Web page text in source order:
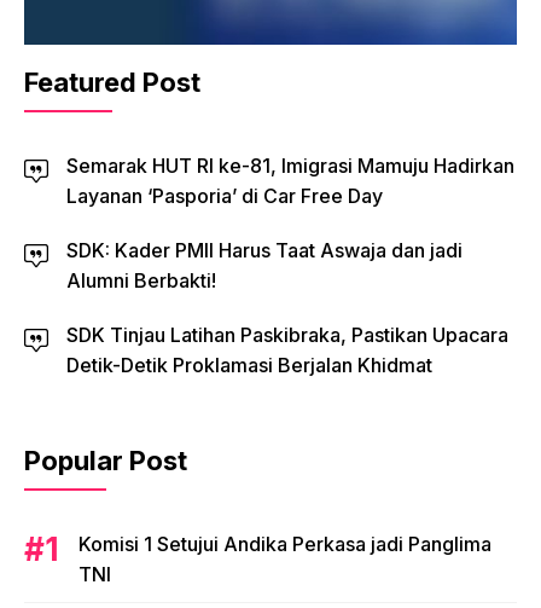
Featured Post
Semarak HUT RI ke-81, Imigrasi Mamuju Hadirkan
Layanan ‘Pasporia’ di Car Free Day
SDK: Kader PMII Harus Taat Aswaja dan jadi
Alumni Berbakti!
SDK Tinjau Latihan Paskibraka, Pastikan Upacara
Detik-Detik Proklamasi Berjalan Khidmat
Popular Post
Komisi 1 Setujui Andika Perkasa jadi Panglima
TNI